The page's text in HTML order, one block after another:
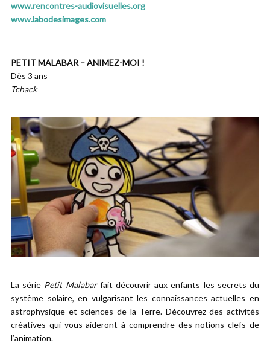
www.rencontres-audiovisuelles.org
www.labodesimages.com
PETIT MALABAR – ANIMEZ-MOI !
Dès 3 ans
Tchack
La série Petit Malabarfait découvrir aux enfants les secrets du
système solaire, en vulgarisant les connaissances actuelles en
astrophysique et sciences de la Terre. Découvrez des activités
créatives qui vous aideront à comprendre des notions clefs de
l’animation.